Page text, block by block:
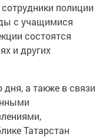
полиции
с учащимися
состоятся
и других
а также в связи
Татарстан